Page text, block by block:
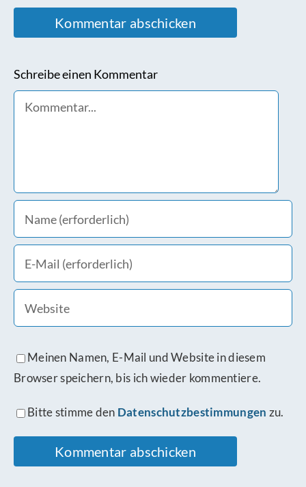
Schreibe einen Kommentar
Comment
Meinen Namen, E-Mail und Website in diesem
Browser speichern, bis ich wieder kommentiere.
Bitte stimme den Datenschutzbestimmungen zu.